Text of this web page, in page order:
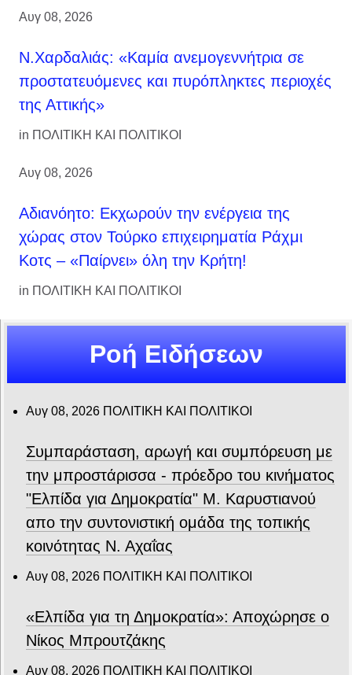
Αυγ 08, 2026
Ν.Χαρδαλιάς: «Καμία ανεμογεννήτρια σε
προστατευόμενες και πυρόπληκτες περιοχές
της Αττικής»
in ΠΟΛΙΤΙΚΗ ΚΑΙ ΠΟΛΙΤΙΚΟΙ
Αυγ 08, 2026
Αδιανόητο: Εκχωρούν την ενέργεια της
χώρας στον Τούρκο επιχειρηματία Ράχμι
Κοτς – «Παίρνει» όλη την Κρήτη!
in ΠΟΛΙΤΙΚΗ ΚΑΙ ΠΟΛΙΤΙΚΟΙ
Ροή Ειδήσεων
Αυγ 08, 2026 ΠΟΛΙΤΙΚΗ ΚΑΙ ΠΟΛΙΤΙΚΟΙ
Συμπαράσταση, αρωγή και συμπόρευση με
την μπροστάρισσα - πρόεδρο του κινήματος
"Ελπίδα για Δημοκρατία" Μ. Καρυστιανού
απο την συντονιστική ομάδα της τοπικής
κοινότητας Ν. Αχαΐας
Αυγ 08, 2026 ΠΟΛΙΤΙΚΗ ΚΑΙ ΠΟΛΙΤΙΚΟΙ
«Ελπίδα για τη Δημοκρατία»: Αποχώρησε ο
Νίκος Μπρουτζάκης
Αυγ 08, 2026 ΠΟΛΙΤΙΚΗ ΚΑΙ ΠΟΛΙΤΙΚΟΙ